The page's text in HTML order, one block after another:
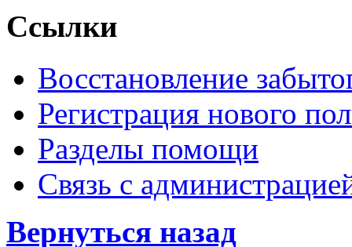
Ссылки
Восстановление
Регистрация нового
Разделы помощи
Связь с
Вернуться назад